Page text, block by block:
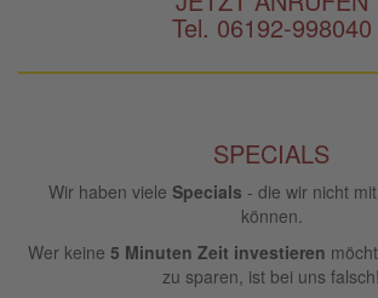
Tel. 06192-998040
SPECIALS
Wir haben viele Specials - die wir nicht
können.
Wer keine 5 Minuten Zeit investieren
zu sparen, ist bei uns falsch!